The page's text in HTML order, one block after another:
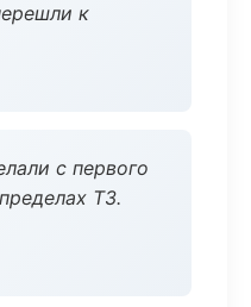
к
с первого
ТЗ.